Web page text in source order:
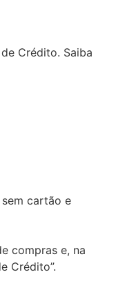
Crédito. Saiba
cartão e
compras e, na
Crédito”.